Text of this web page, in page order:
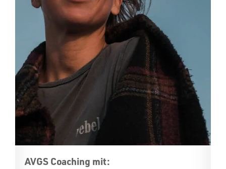
AVGS Coaching mit: